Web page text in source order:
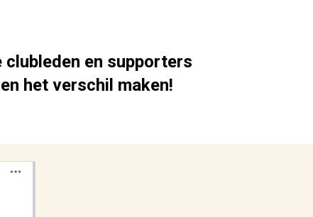
en supporters
het verschil maken!